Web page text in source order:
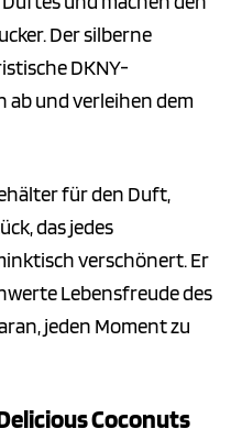
Der silberne
DKNY-
ab und verleihen dem
für den Duft,
das jedes
verschönert. Er
Lebensfreude des
jeden Moment zu
Coconuts